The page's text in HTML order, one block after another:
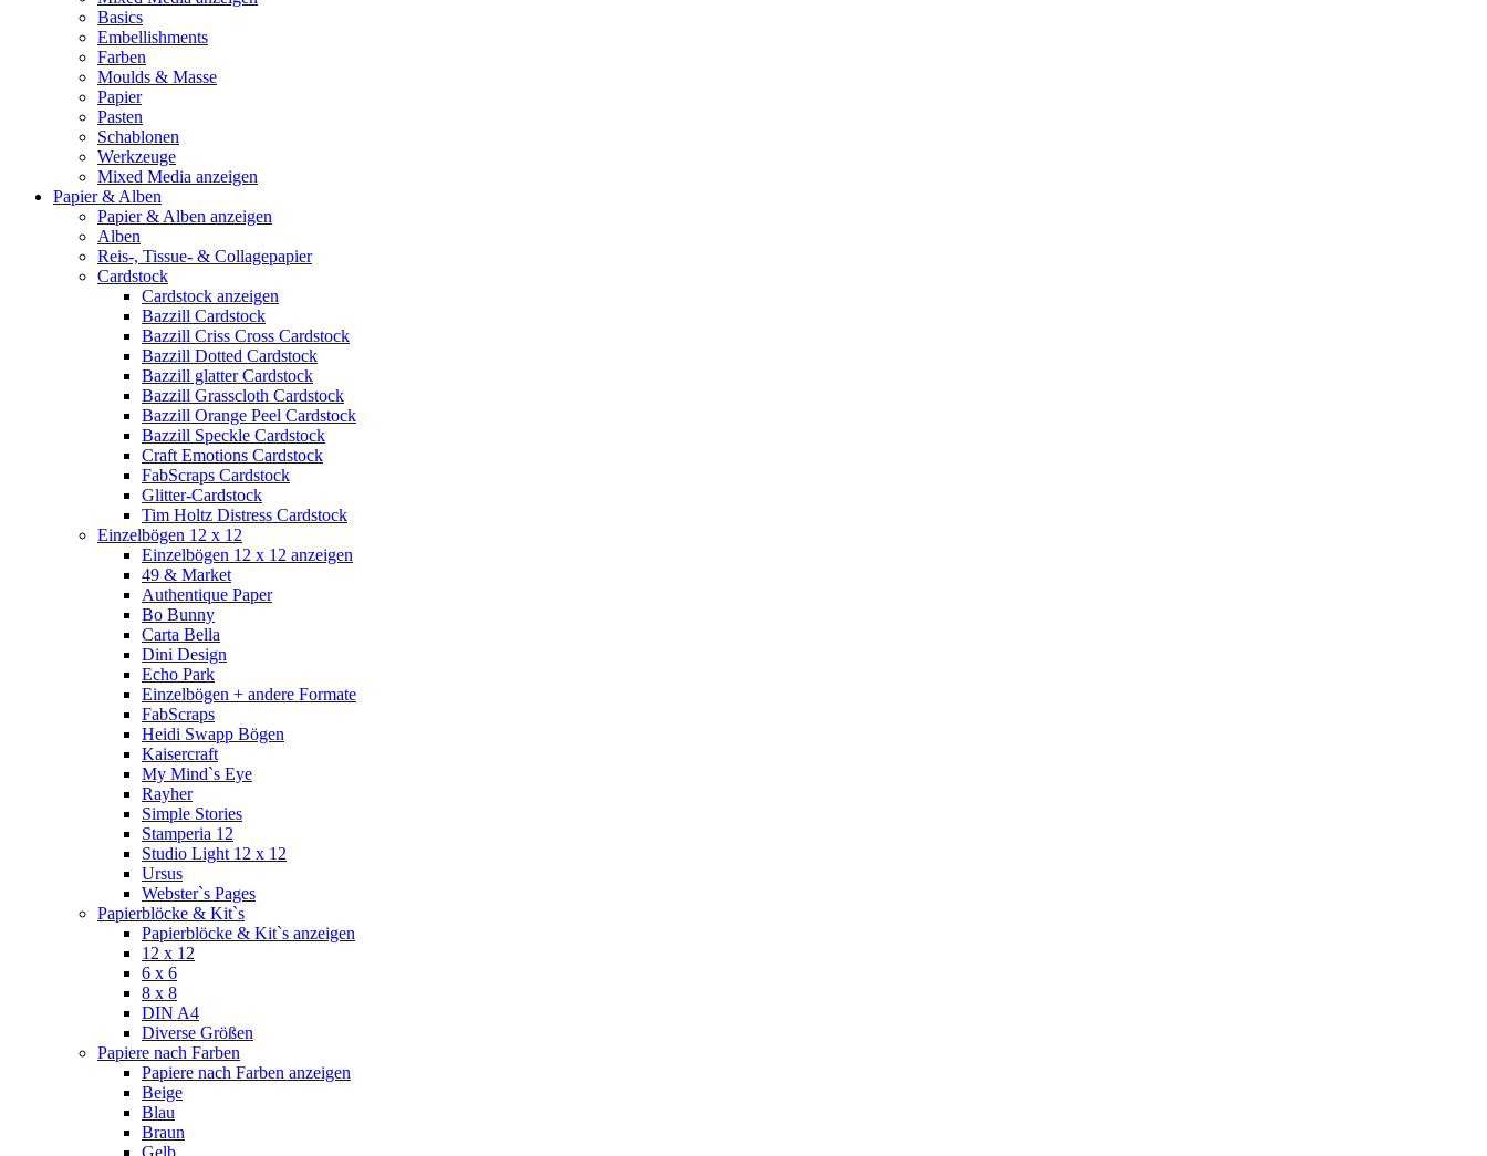
Basics
Embellishments
Farben
Moulds & Masse
Papier
Pasten
Schablonen
Werkzeuge
Mixed Media anzeigen
Papier & Alben
Papier & Alben anzeigen
Alben
Reis-, Tissue- & Collagepapier
Cardstock
Cardstock anzeigen
Bazzill Cardstock
Bazzill Criss Cross Cardstock
Bazzill Dotted Cardstock
Bazzill glatter Cardstock
Bazzill Grasscloth Cardstock
Bazzill Orange Peel Cardstock
Bazzill Speckle Cardstock
Craft Emotions Cardstock
FabScraps Cardstock
Glitter-Cardstock
Tim Holtz Distress Cardstock
Einzelbögen 12 x 12
Einzelbögen 12 x 12 anzeigen
49 & Market
Authentique Paper
Bo Bunny
Carta Bella
Dini Design
Echo Park
Einzelbögen + andere Formate
FabScraps
Heidi Swapp Bögen
Kaisercraft
My Mind`s Eye
Rayher
Simple Stories
Stamperia 12
Studio Light 12 x 12
Ursus
Webster`s Pages
Papierblöcke & Kit`s
Papierblöcke & Kit`s anzeigen
12 x 12
6 x 6
8 x 8
DIN A4
Diverse Größen
Papiere nach Farben
Papiere nach Farben anzeigen
Beige
Blau
Braun
Gelb